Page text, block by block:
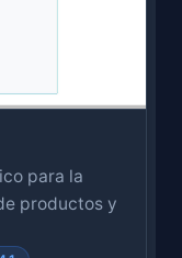
para la
productos y